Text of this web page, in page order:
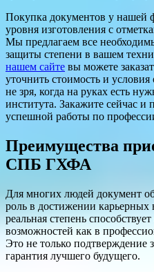
Покупка документов у нашей
уровня изготовления с
Мы предлагаем все
защиты степени в вашем
нашем сайте вы можете
уточнить стоимость и
не зря, когда на руках есть
института. Закажите сейчас
успешной работы по
Преимущества
СПБ ГХФА
Для многих людей документ
роль в достижении
реальная степень
возможностей как в
Это не только подтверждение
гарантия лучшего будущего.